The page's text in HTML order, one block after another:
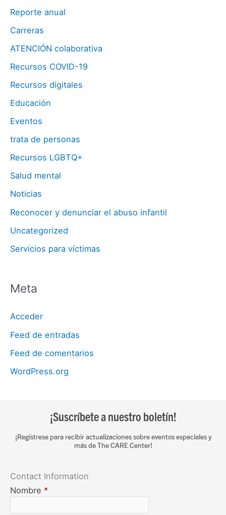
Reporte anual
Carreras
ATENCIÓN colaborativa
Recursos COVID-19
Recursos digitales
Educación
Eventos
trata de personas
Recursos LGBTQ+
Salud mental
Noticias
Reconocer y denunciar el abuso infantil
Uncategorized
Servicios para víctimas
Meta
Acceder
Feed de entradas
Feed de comentarios
WordPress.org
¡Suscríbete a nuestro boletín!
¡Regístrese para recibir actualizaciones sobre eventos especiales y
más de The CARE Center!
Contact Information
Nombre *